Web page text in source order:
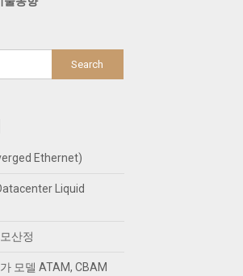
Ethernet)
Liquid
산정
모델 ATAM, CBAM